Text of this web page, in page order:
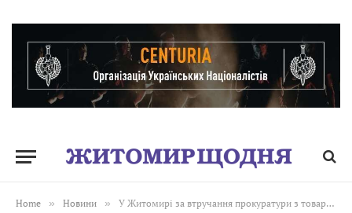
Home » Новини » У Житомирі за втручання прокуратури з товариства стягнуто майже 400 тис грн, зайво сплачених за поставлений товар